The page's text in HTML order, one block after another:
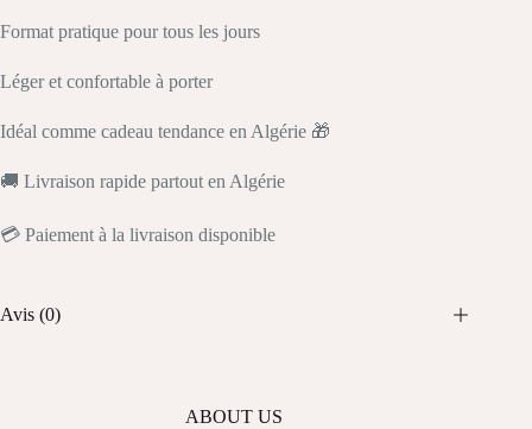
Format pratique pour tous les jours
Léger et confortable à porter
Idéal comme cadeau tendance en Algérie 🎁
🚚 Livraison rapide partout en Algérie
💳 Paiement à la livraison disponible
Avis (0)
ABOUT US